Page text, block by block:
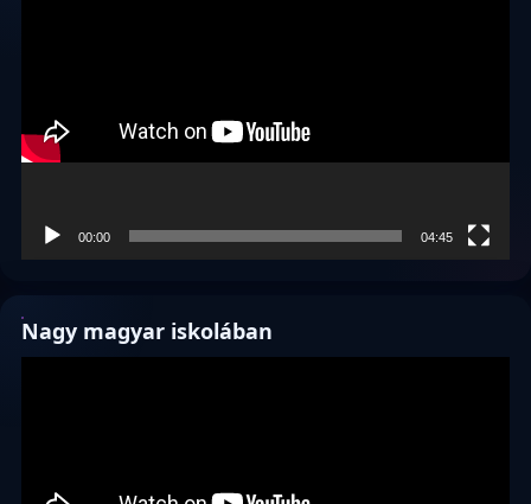
00:00 04:45
Nagy magyar iskolában